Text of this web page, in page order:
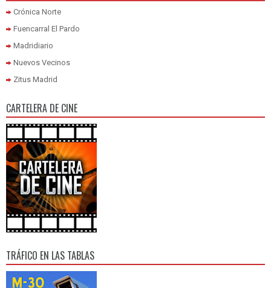
Crónica Norte
Fuencarral El Pardo
Madridiario
Nuevos Vecinos
Zitus Madrid
CARTELERA DE CINE
TRÁFICO EN LAS TABLAS